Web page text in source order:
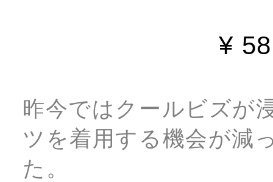
¥
昨今ではクールビズが
ツを着用する機会が減
た。